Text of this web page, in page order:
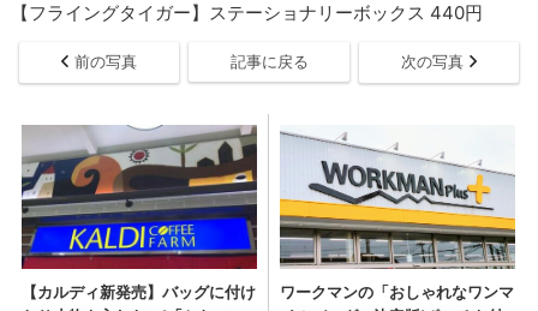
【フライングタイガー】ステーショナリーボックス 440円
前の写真 記事に戻る 次の写真